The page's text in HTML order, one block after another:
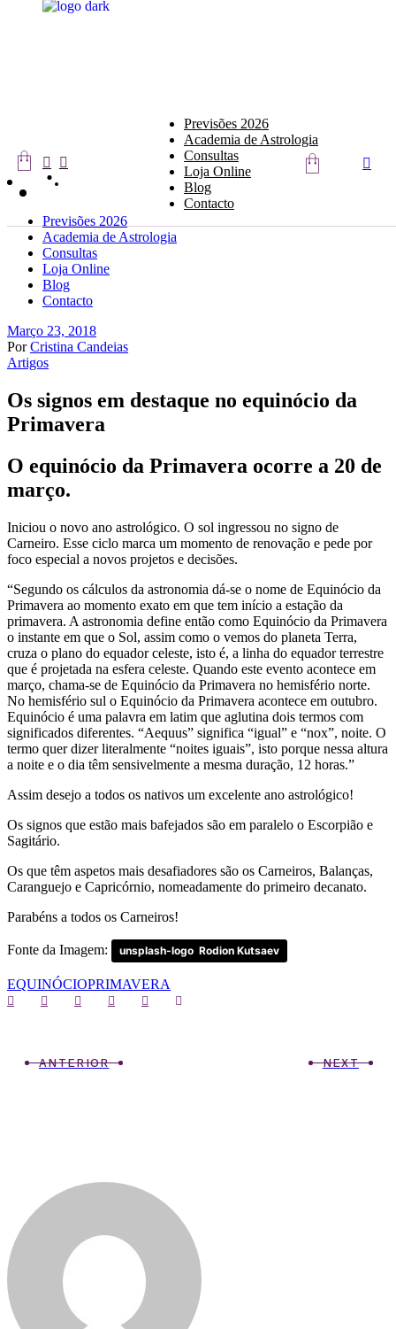
Previsões 2026
Academia de Astrologia
Consultas
Loja Online
Blog
Contacto
Previsões 2026
Academia de Astrologia
Consultas
Loja Online
Blog
Contacto
Março 23, 2018
Por Cristina Candeias
Artigos
Os signos em destaque no equinócio da
Primavera
O equinócio da Primavera ocorre a 20 de
março.
Iniciou o novo ano astrológico. O sol ingressou no signo de
Carneiro. Esse ciclo marca um momento de renovação e pede por
foco especial a novos projetos e decisões.
“Segundo os cálculos da astronomia dá-se o nome de Equinócio da
Primavera ao momento exato em que tem início a estação da
primavera. A astronomia define então como Equinócio da Primavera
o instante em que o Sol, assim como o vemos do planeta Terra,
cruza o plano do equador celeste, isto é, a linha do equador terrestre
que é projetada na esfera celeste. Quando este evento acontece em
março, chama-se de Equinócio da Primavera no hemisfério norte.
No hemisfério sul o Equinócio da Primavera acontece em outubro.
Equinócio é uma palavra em latim que aglutina dois termos com
significados diferentes. “Aequus” significa “igual” e “nox”, noite. O
termo quer dizer literalmente “noites iguais”, isto porque nessa altura
a noite e o dia têm sensivelmente a mesma duração, 12 horas.”
Assim desejo a todos os nativos um excelente ano astrológico!
Os signos que estão mais bafejados são em paralelo o Escorpião e
Sagitário.
Os que têm aspetos mais desafiadores são os Carneiros, Balanças,
Caranguejo e Capricórnio, nomeadamente do primeiro decanato.
Parabéns a todos os Carneiros!
Fonte da Imagem: unsplash-logo Rodion Kutsaev
EQUINÓCIOPRIMAVERA
ANTERIOR NEXT